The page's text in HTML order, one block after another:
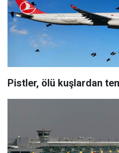
Pistler, ölü kuşlardan